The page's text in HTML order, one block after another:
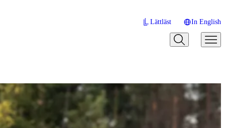
Lättläst In English